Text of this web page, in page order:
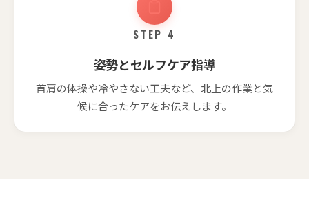
STEP 4
姿勢とセルフケア指導
首肩の体操や冷やさない工夫など、北上の作業と気
候に合ったケアをお伝えします。